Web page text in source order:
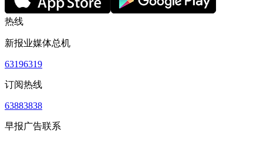
热线
新报业媒体总机
63196319
订阅热线
63883838
早报广告联系